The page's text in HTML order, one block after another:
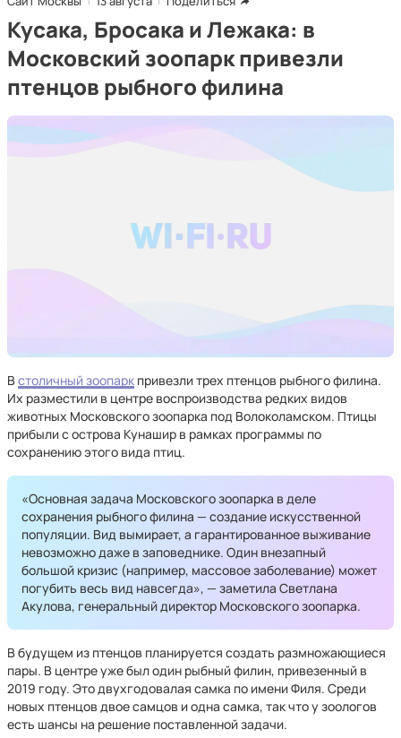
Кусака, Бросака и Лежака: в
Московский зоопарк привезли
птенцов рыбного филина
Встоличный зоопарк привезли трех птенцов рыбного филина.
Их разместили в центре воспроизводства редких видов
животных Московского зоопарка под Волоколамском. Птицы
прибыли с острова Кунашир в рамках программы по
сохранению этого вида птиц.
«Основная задача Московского зоопарка в деле
сохранения рыбного филина — создание искусственной
популяции. Вид вымирает, а гарантированное выживание
невозможно даже в заповеднике. Один внезапный
большой кризис (например, массовое заболевание) может
погубить весь вид навсегда», — заметила Светлана
Акулова, генеральный директор Московского зоопарка.
В будущем из птенцов планируется создать размножающиеся
пары. В центре уже был один рыбный филин, привезенный в
2019 году. Это двухгодовалая самка по имени Филя. Среди
новых птенцов двое самцов и одна самка, так что у зоологов
есть шансы на решение поставленной задачи.